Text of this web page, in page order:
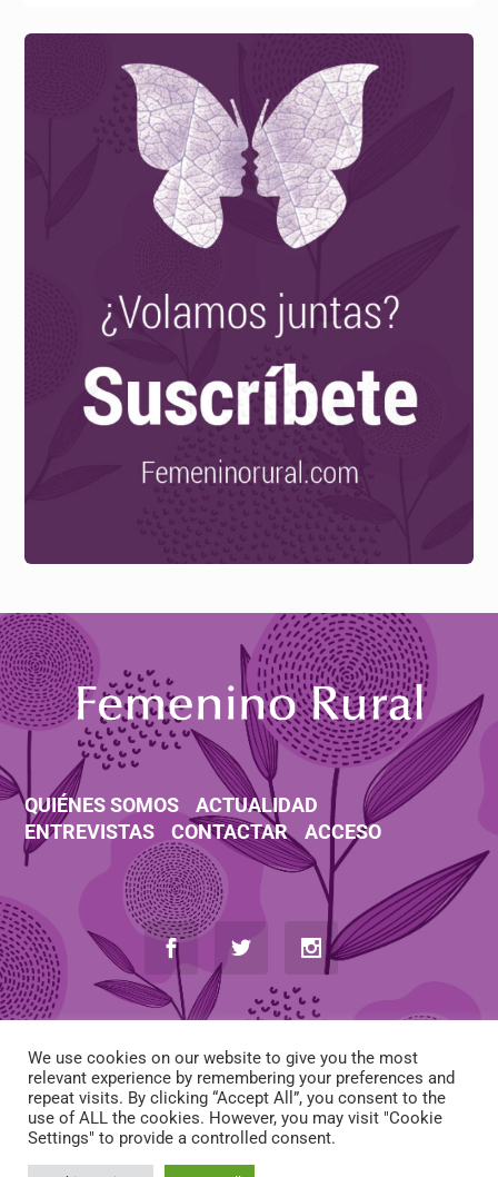
QUIÉNES SOMOS
ACTUALIDAD
ENTREVISTAS
CONTACTAR ACCESO
AVISO LEGAL-POLÍTICA DE COOKIES-POLÍTICA DE PRIVACIDAD
We use cookies on our website to give you the most
relevant experience by remembering your preferences and
repeat visits. By clicking “Accept All”, you consent to the
use of ALL the cookies. However, you may visit "Cookie
Settings" to provide a controlled consent.